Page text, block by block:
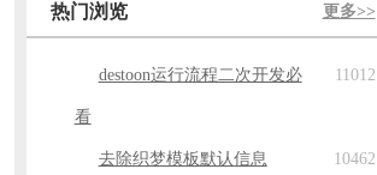
热门浏览 更多>>
destoon运行流程二次开发必
看
11012
去除织梦模板默认信息 10462